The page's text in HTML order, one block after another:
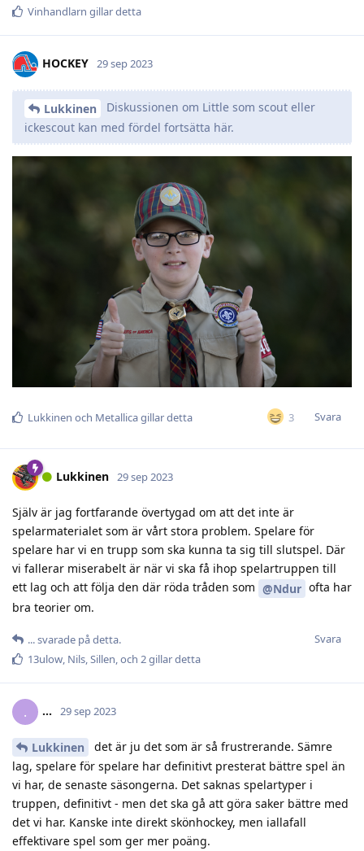
Vinhandlarn gillar detta
HOCKEY 29 sep 2023
Lukkinen
Diskussionen om Little som scout eller
ickescout kan med fördel fortsätta här.
3 Svara
Lukkinen och Metallicagillar detta
Lukkinen 29 sep 2023
Själv är jag fortfarande övertygad om att det inte är
spelarmaterialet som är vårt stora problem. Spelare för
spelare har vi en trupp som ska kunna ta sig till slutspel. Där
vi fallerar miserabelt är när vi ska få ihop spelartruppen till
ett lag och att följa den där röda tråden som @Ndur ofta har
bra teorier om.
Svara
.​.​.​svarade på detta.
13ulow, Nils,Sillen, och 2gillar detta
. .​.​.​ 29 sep 2023
Lukkinen
det är ju det som är så frustrerande. Sämre
lag, spelare för spelare har definitivt presterat bättre spel än
vi har, de senaste säsongerna. Det saknas spelartyper i
truppen, definitivt - men det ska gå att göra saker bättre med
det vi har. Kanske inte direkt skönhockey, men iallafall
effektivare spel som ger mer poäng.